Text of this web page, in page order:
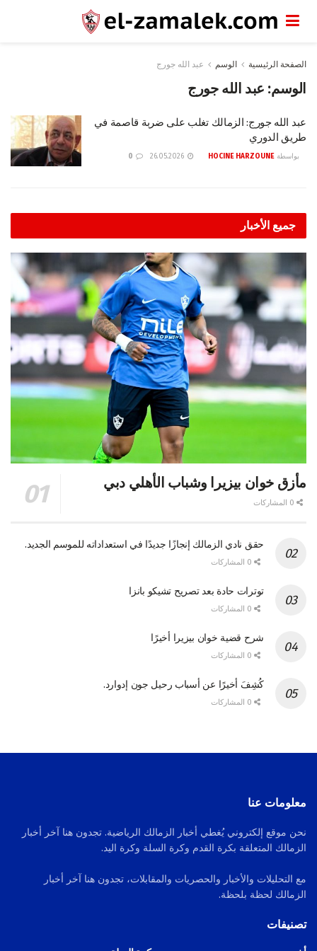
الصفحة الرئيسية الوسم عبد الله جورج
الوسم: عبد الله جورج
عبد الله جورج: الزمالك تغلب على ضربة قاصمة في
طريق الدوري
بواسطة HOCINE HARZOUNE
جميع الأخبار
مأزق خوان بيزيرا وشباب الأهلي دبي
حقق نادي الزمالك إنجازًا جديدًا في استعداداته للموسم الجديد.
توترات حادة بعد تصريح تشيكو بانزا
شرح قضية خوان بيزيرا أخيرًا
كُشِفَ أخيرًا عن أسباب رحيل جون إدوارد.
معلومات عنا
نحن موقع إلكتروني يُغطي أخبار الزمالك الرياضية. تجدون هنا آخر أخبار
الزمالك المتعلقة بكرة القدم وكرة السلة وكرة اليد.
مع التحليلات والأخبار والحصريات والمقابلات، تجدون هنا آخر أخبار
الزمالك لحظة بلحظة.
تصنيفات